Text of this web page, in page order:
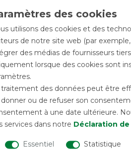
€
Nouveau
Insulator 100g
80,95 € *
utilisons des cookies et des
de notre site web (par
des médias de fournisseurs
lorsque des cookies sont
traitement des données peut être
ou de refuser son
à une date ultérieure.
services dans notre Déclaration
Essentiel Statistique